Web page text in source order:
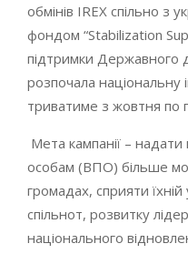
обмінів IREX спільно з
фондом “Stabilization
підтримки
розпочала
триватиме з жовтня по
Мета кампанії –
особам (ВПО) більше
громадах, сприяти їхній
спільнот, розвитку
національного